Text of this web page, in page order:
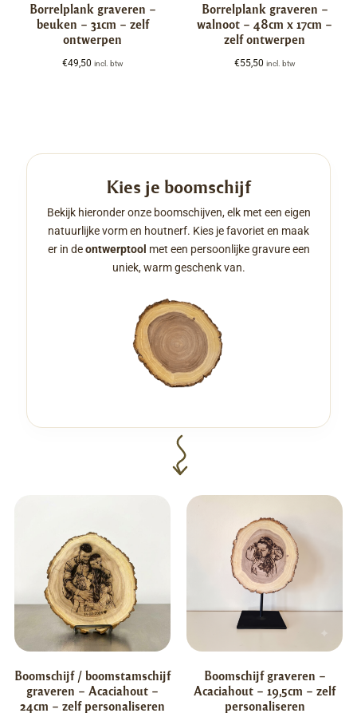
Borrelplank graveren –
beuken – 31cm – zelf
ontwerpen
€49,50 incl. btw
Borrelplank graveren –
walnoot – 48cm x 17cm –
zelf ontwerpen
€55,50 incl. btw
Kies je boomschijf
Bekijk hieronder onze boomschijven, elk met een eigen
natuurlijke vorm en houtnerf. Kies je favoriet en maak
er in deontwerptool met een persoonlijke gravure een
uniek, warm geschenk van.
Boomschijf / boomstamschijf
graveren – Acaciahout –
24cm – zelf personaliseren
Boomschijf graveren –
Acaciahout – 19,5cm – zelf
personaliseren